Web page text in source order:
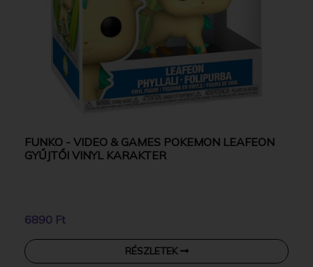
FUNKO - VIDEO & GAMES POKEMON LEAFEON
GYŰJTŐI VINYL KARAKTER
6890 Ft
RÉSZLETEK